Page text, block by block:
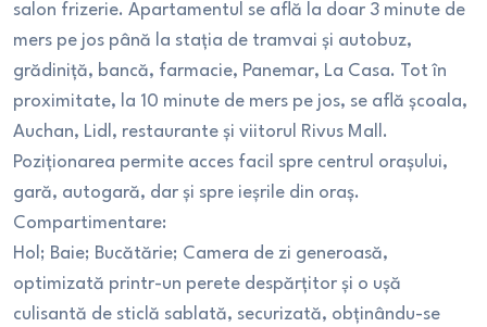
salon frizerie. Apartamentul se află la doar 3 minute de
mers pe jos până la stația de tramvai și autobuz,
grădiniță, bancă, farmacie, Panemar, La Casa. Tot în
proximitate, la 10 minute de mers pe jos, se află școala,
Auchan, Lidl, restaurante și viitorul Rivus Mall.
Poziționarea permite acces facil spre centrul orașului,
gară, autogară, dar și spre ieșrile din oraș.
Compartimentare:
Hol; Baie; Bucătărie; Camera de zi generoasă,
optimizată printr-un perete despărțitor și o ușă
culisantă de sticlă sablată, securizată, obținându-se